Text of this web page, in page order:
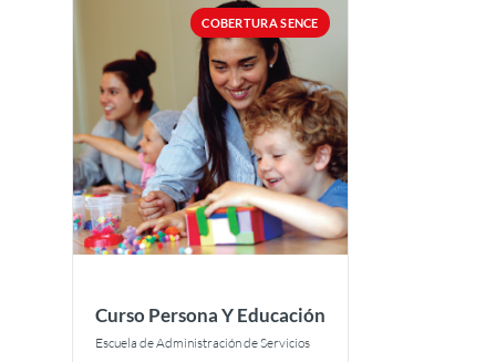
COBERTURA SENCE
Curso Persona Y Educación
Escuela de Administración de Servicios